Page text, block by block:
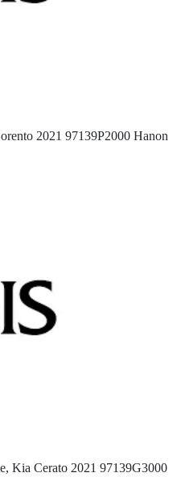
2021 97139P2000 Hanon
Kia Cerato 2021 97139G3000